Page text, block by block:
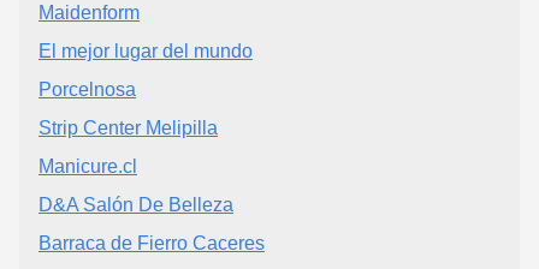
Maidenform
El mejor lugar del mundo
Porcelnosa
Strip Center Melipilla
Manicure.cl
D&A Salón De Belleza
Barraca de Fierro Caceres